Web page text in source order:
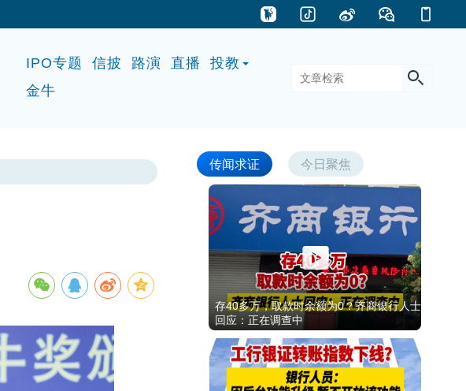
IPO专题 信披 路演 直播
投教
金牛
传闻求证 今日聚焦
存40多万，取款时余额为0？齐商银行人士
回应：正在调查中